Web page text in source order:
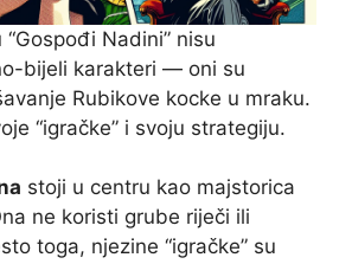
Nadini” nisu
bijeli karakteri — oni su
Rubikove kocke u mraku.
“igračke” i svoju strategiju.
stoji u centru kao majstorica
ne koristi grube riječi ili
toga, njezine “igračke” su